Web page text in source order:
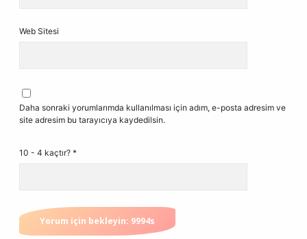
Web Sitesi
Daha sonraki yorumlarımda kullanılması için adım, e-posta adresim ve
site adresim bu tarayıcıya kaydedilsin.
10 - 4 kaçtır? *